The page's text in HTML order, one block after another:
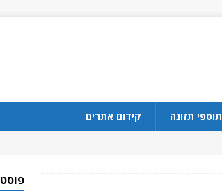
תוספי תזונה קידום אתרים